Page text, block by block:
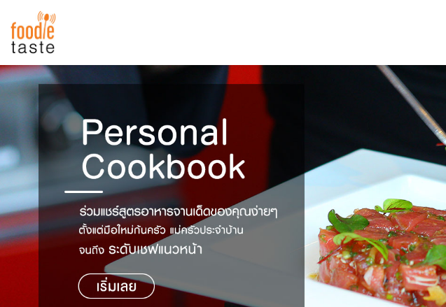
สูตรอาหาร
สูตรอาหารล่าสุด
Top Foodie
พาไปชิม
สารพันก้นครัว
เคล็ดลับน่ารู้
เปรียบเทียบหน่วยการตวง
เปรียบเทียบอุณหภูมิ
เปรียบเทียบน้ำหนักวัตถุดิบ
FoodPedia
สร้าง Cookbook